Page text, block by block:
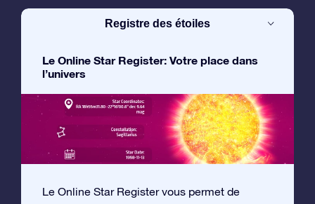
Registre des étoiles
Le Online Star Register: Votre place dans
l’univers
Le Online Star Register vous permet de